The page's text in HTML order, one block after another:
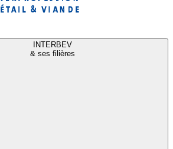
INTERBEV
& ses filières